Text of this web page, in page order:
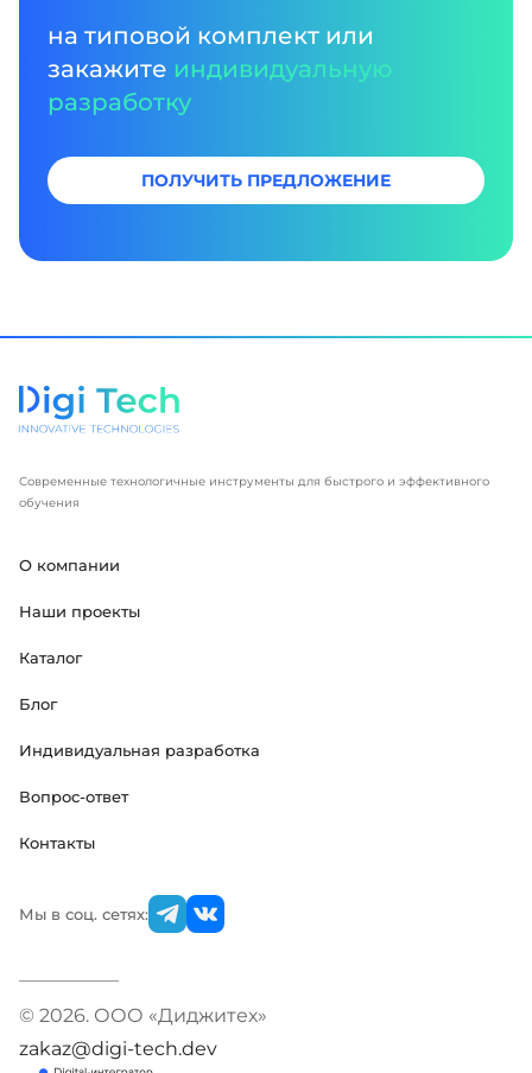
на типовой комплект или
закажите индивидуальную
разработку
ПОЛУЧИТЬ ПРЕДЛОЖЕНИЕ
Современные технологичные инструменты для быстрого и эффективного
обучения
О компании
Наши проекты
Каталог
Блог
Индивидуальная разработка
Вопрос-ответ
Контакты
Мы в соц. сетях:
© 2026. ООО «Диджитех»
zakaz@digi-tech.dev